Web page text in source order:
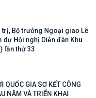
trị, Bộ trưởng Ngoại giao Lê
dự Hội nghị Diễn đàn Khu
lần thứ 33
QUỐC GIA SƠ KẾT CÔNG
NĂM VÀ TRIỂN KHAI